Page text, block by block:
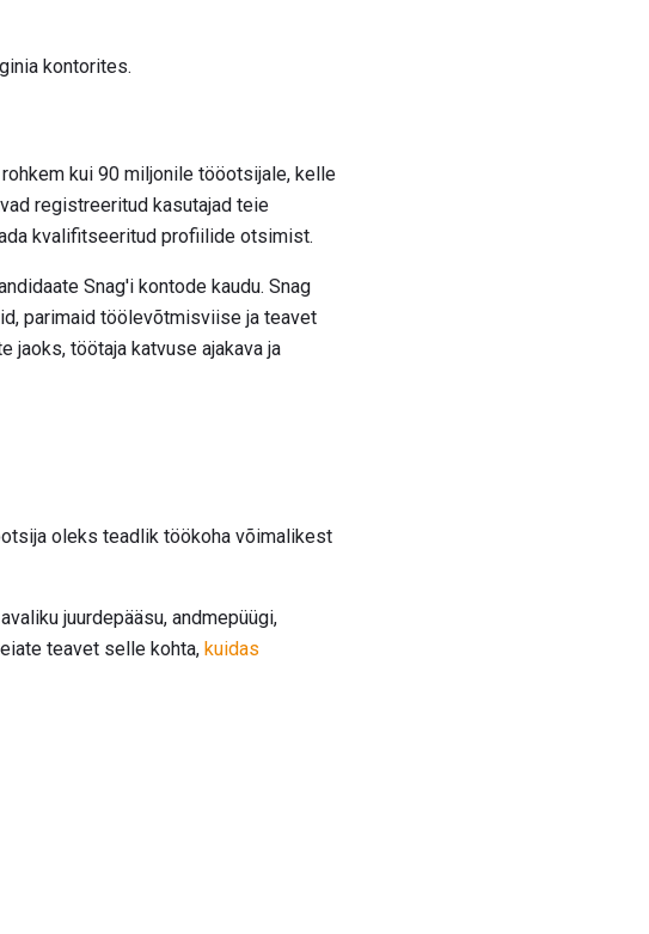
kontorites.
kui 90 miljonile tööotsijale, kelle
registreeritud kasutajad teie
kvalifitseeritud profiilide otsimist.
Snag'i kontode kaudu. Snag
parimaid töölevõtmisviise ja teavet
jaoks, töötaja katvuse ajakava ja
oleks teadlik töökoha võimalikest
juurdepääsu, andmepüügi,
teavet selle kohta, kuidas